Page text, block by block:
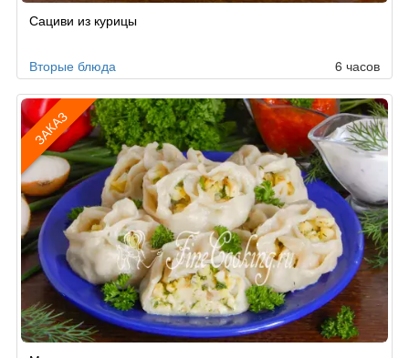
Сациви из курицы
Вторые блюда 6 часов
ЗАКАЗ